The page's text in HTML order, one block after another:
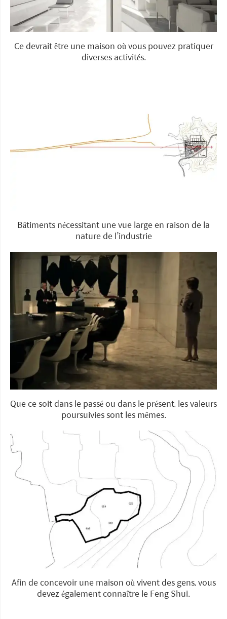
Ce devrait être une maison où vous pouvez pratiquer
diverses activités.
Bâtiments nécessitant une vue large en raison de la
nature de l’industrie
Que ce soit dans le passé ou dans le présent, les valeurs
poursuivies sont les mêmes.
Afin de concevoir une maison où vivent des gens, vous
devez également connaître le Feng Shui.